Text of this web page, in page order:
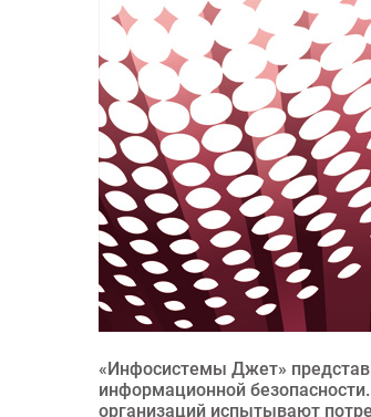
«Инфосистемы Джет»
информационной
организаций испытывают